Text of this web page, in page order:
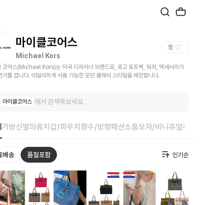
마이클코어스
Michael Kors
찜
코어스(Michael Kors)는 미국 디자이너 브랜드로, 로고 토트백, 워치, 액세서리가
기를 끕니다. 데일리하게 사용 가능한 모던 클래식 스타일을 제안합니다.
마이클코어스 에서 검색해보세요.
가방신발의류지갑/파우치 향수/방향패션소품모자/비니 쥬얼리
배송 품절포함